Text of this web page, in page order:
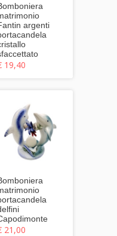
argenti
19,40
21,00